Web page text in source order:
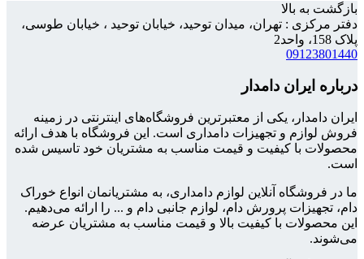
بازگشت به بالا
دفتر مرکزی : تهران، میدان توحید، خیابان توحید ، خیابان طوسی،
پلاک 158، واحد2
09123801440
درباره ایران دامدار
ایران دامدار، یکی از معتبرترین فروشگاه‌های اینترنتی در زمینه
فروش لوازم و تجهیزات دامداری است. این فروشگاه با هدف ارائه
محصولات با کیفیت و قیمت مناسب به مشتریان خود تاسیس شده
است.
ما در فروشگاه آنلاین لوازم دامداری، به مشتریانمان انواع خوراک
دام، تجهیزات پرورش دام، لوازم جانبی دام و ... را ارائه می‌دهیم.
این محصولات با کیفیت بالا و قیمت مناسب به مشتریان عرضه
می‌شوند.